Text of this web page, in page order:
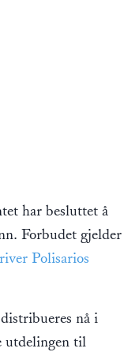
har besluttet å
Forbudet gjelder
Polisarios
nå i
utdelingen til